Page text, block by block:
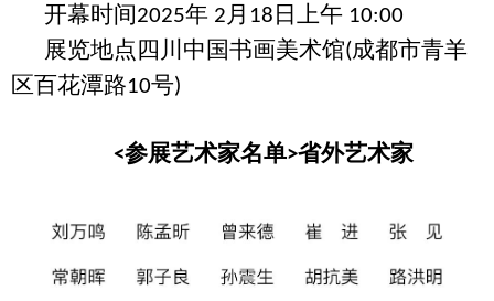
开幕时间2025年 2月 18 日上午 10:00
展览地点四川中国书画美术馆(成都市青羊
区百花潭路10号)
<参展艺术家名单>省外艺术家